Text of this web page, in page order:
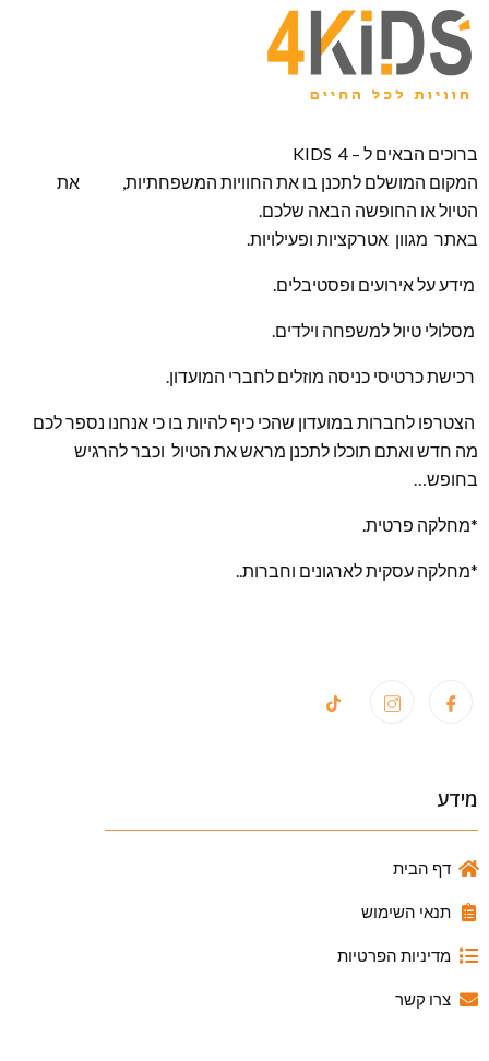
ברוכים הבאים ל – KIDS 4
המקום המושלם לתכנן בו את החוויות המשפחתיות, את
הטיול או החופשה הבאה שלכם.
באתר מגוון אטרקציות ופעילויות.
מידע על אירועים ופסטיבלים.
מסלולי טיול למשפחה וילדים.
רכישת כרטיסי כניסה מוזלים לחברי המועדון.
הצטרפו לחברות במועדון שהכי כיף להיות בו כי אנחנו נספר לכם
מה חדש ואתם תוכלו לתכנן מראש את הטיול וכבר להרגיש
בחופש…
*מחלקה פרטית.
*מחלקה עסקית לארגונים וחברות..
מידע
דף הבית
תנאי השימוש
מדיניות הפרטיות
צרו קשר